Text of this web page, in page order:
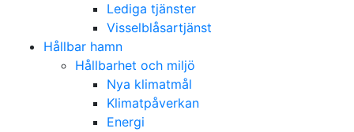
Lediga tjänster
Visselblåsartjänst
Hållbar hamn
Hållbarhet och miljö
Nya klimatmål
Klimatpåverkan
Energi